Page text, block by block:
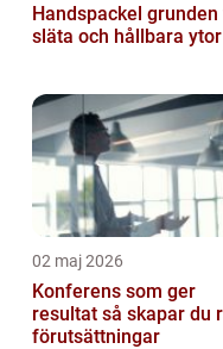
Handspackel grunden för
släta och hållbara ytor
02 maj 2026
Konferens som ger
resultat så skapar du rätt
förutsättningar